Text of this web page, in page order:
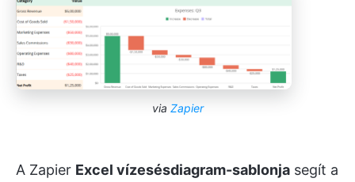
via Zapier
A Zapier Excel vízesésdiagram-sablonja segít a